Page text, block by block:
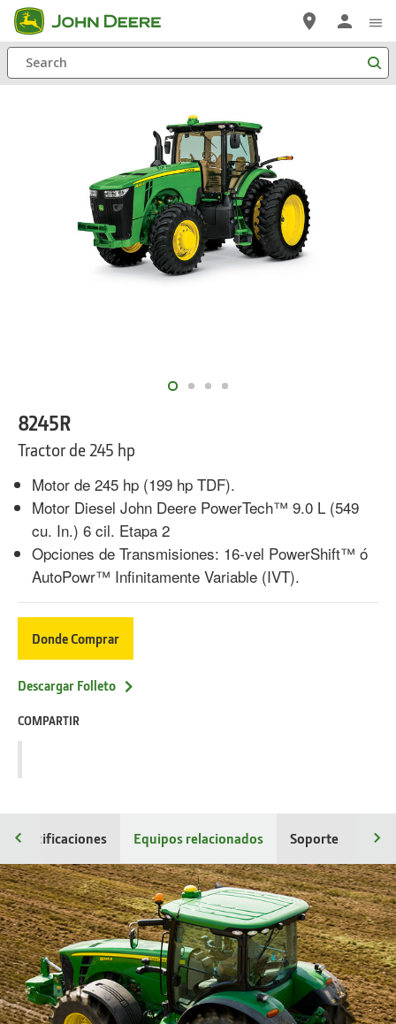
Saltar
a
contenido
principal
Search
8245R
Tractor de 245 hp
Motor de 245 hp (199 hp TDF).
Motor Diesel John Deere PowerTech™ 9.0 L (549
cu. In.) 6 cil. Etapa 2
Opciones de Transmisiones: 16-vel PowerShift™ ó
AutoPowr™ Infinitamente Variable (IVT).
Donde Comprar
Descargar Folleto
COMPARTIR
Especificaciones Equipos relacionados Soporte